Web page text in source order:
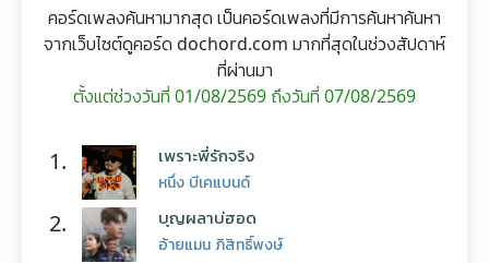
คอร์ดเพลงค้นหามากสุด เป็นคอร์ดเพลงที่มีการค้นหาค้นหา
จากเว็บไซต์ดูคอร์ด dochord.com มากที่สุดในช่วงสัปดาห์
ที่ผ่านมา
ตั้งแต่ช่วงวันที่ 01/08/2569 ถึงวันที่ 07/08/2569
1. เพราะพี่รักจริง
หนึ่ง บีเคแบนด์
2. บุญผลาบ่ฮอด
อ้ายแมน ภิสิทธิ์พงษ์